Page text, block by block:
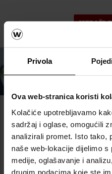
Privola
Ova web-stranica koristi
Kolačiće upotrebljavamo
sadržaj i oglase, omogućili
analizirali promet. Isto tako,
naše web-lokacije dijelimo
medije, oglašavanje i
drugim podacima koje ste
ISTRAŽI
Dogovorite
sa